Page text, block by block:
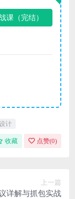
课（完结）
计
收藏 点赞(0)
上一篇
详解与抓包实战